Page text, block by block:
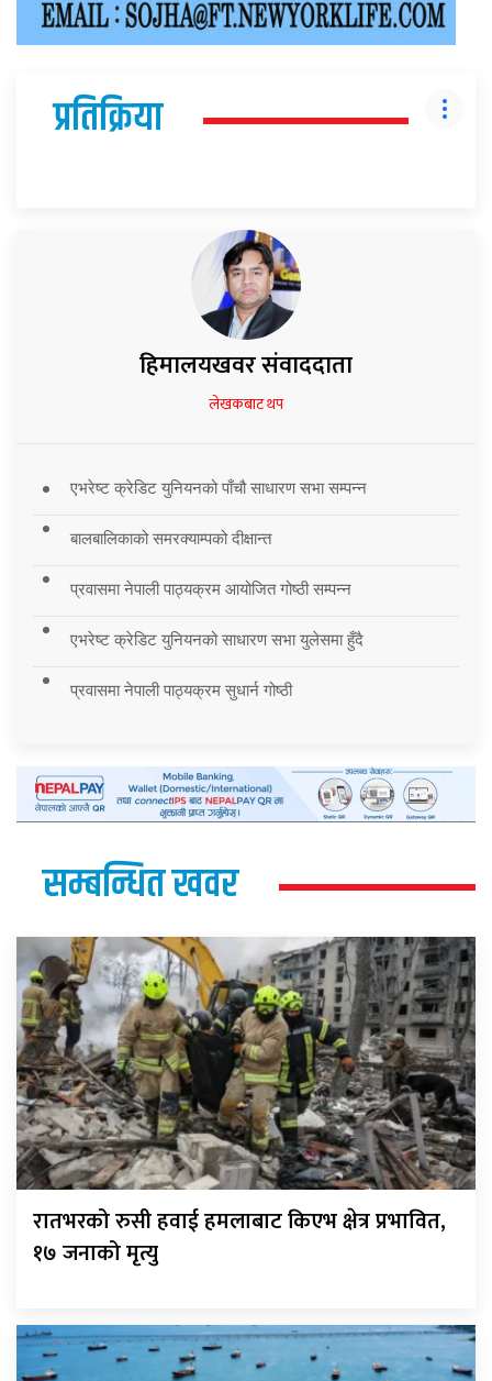
प्रतिक्रिया
हिमालयखवर संवाददाता
लेखकबाट थप
एभरेष्ट क्रेडिट युनियनको पाँचौ साधारण सभा सम्पन्न
बालबालिकाको समरक्याम्पको दीक्षान्त
प्रवासमा नेपाली पाठ्यक्रम आयोजित गोष्ठी सम्पन्न
एभरेष्ट क्रेडिट युनियनको साधारण सभा युलेसमा हुँदै
प्रवासमा नेपाली पाठ्यक्रम सुधार्न गोष्ठी
सम्बन्धित खवर
रातभरको रुसी हवाई हमलाबाट किएभ क्षेत्र प्रभावित,
१७ जनाको मृत्यु